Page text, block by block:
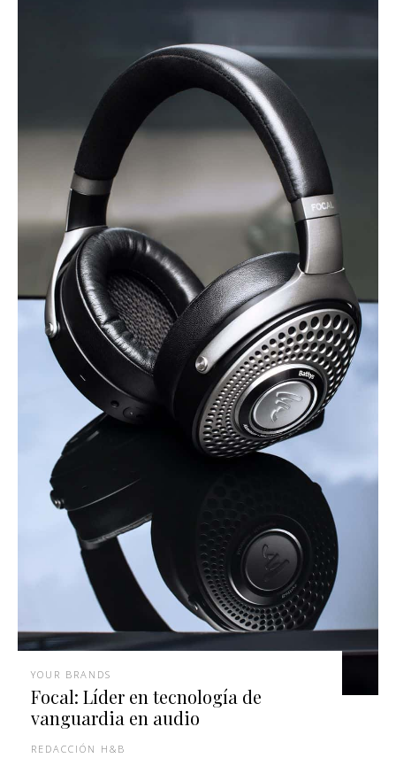
YOUR BRANDS
Focal: Líder en tecnología de
vanguardia en audio
REDACCIÓN H&B